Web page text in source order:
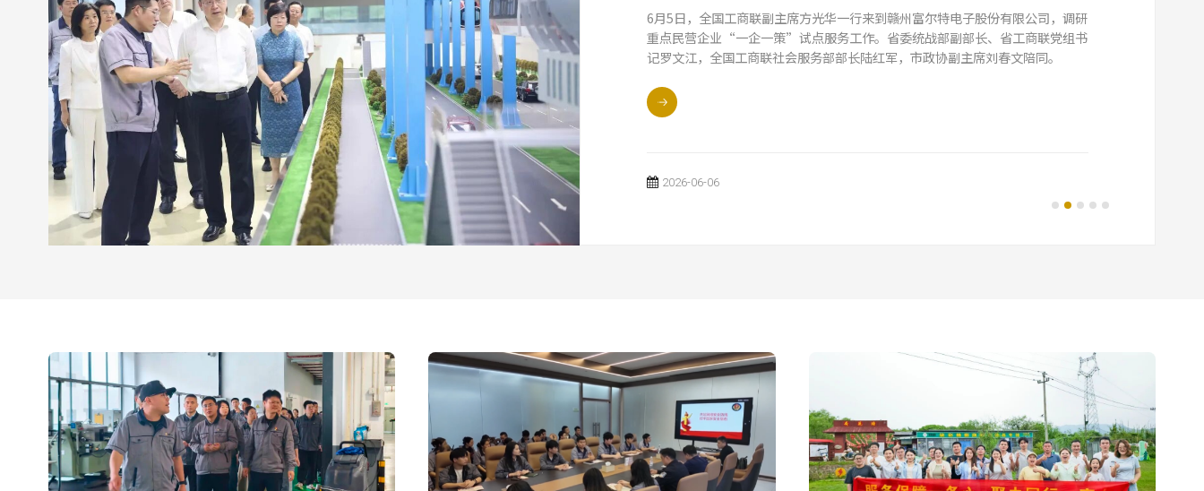
为传承五四薪火，凝聚青年智慧，共绘发展蓝图，2026年5月4日，富尔特以
“青年当乘势而上，同心共焕新蝶变”为主题，成功举办五四青年座谈会。公司
领导与20名来自不同岗位的青年员工代表齐聚一堂，通过破冰互动、议题研讨、
2026-05-04